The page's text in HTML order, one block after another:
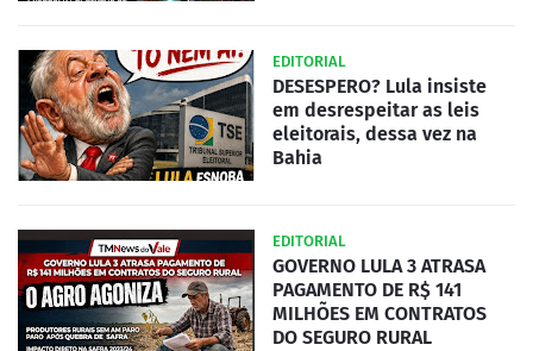
EDITORIAL
DESESPERO? Lula insiste
em desrespeitar as leis
eleitorais, dessa vez na
Bahia
EDITORIAL
GOVERNO LULA 3 ATRASA
PAGAMENTO DE R$ 141
MILHÕES EM CONTRATOS
DO SEGURO RURAL